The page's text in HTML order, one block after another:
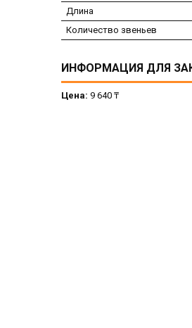
Длина
Количество звеньев
ИНФОРМАЦИЯ ДЛЯ
Цена: 9 640 ₸